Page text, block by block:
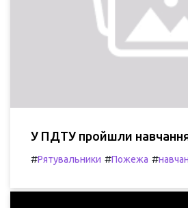
У ПДТУ пройшли навчання
#Рятувальники #Пожежа #